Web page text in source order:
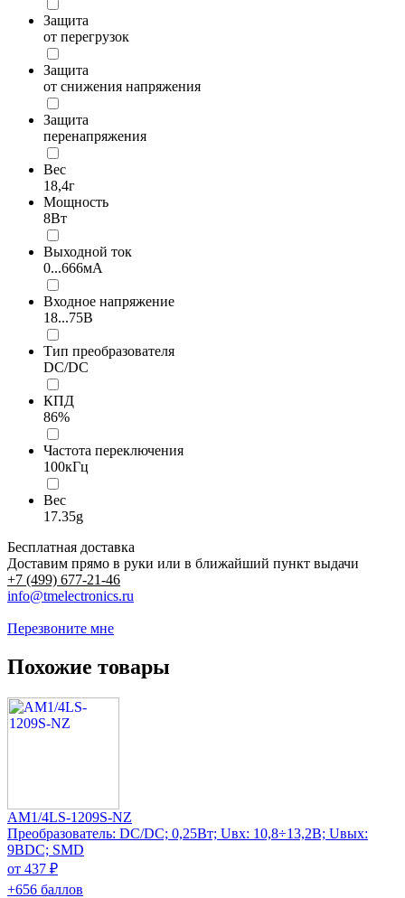
Защита
от перегрузок
Защита
от снижения напряжения
Защита
перенапряжения
Вес
18,4г
Мощность
8Вт
Выходной ток
0...666мА
Входное напряжение
18...75В
Тип преобразователя
DC/DC
КПД
86%
Частота переключения
100кГц
Вес
17.35g
Бесплатная доставка
Доставим прямо в руки или в ближайший пункт выдачи
+7 (499) 677-21-46
info@tmelectronics.ru
Перезвоните мне
Похожие товары
AM1/4LS-1209S-NZ
Преобразователь: DC/DC; 0,25Вт; Uвх: 10,8÷13,2В; Uвых:
9ВDC; SMD
от 437 ₽
+656 баллов